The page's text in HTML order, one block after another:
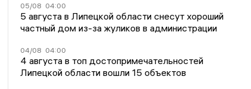
05/08 04:00
5 августа в Липецкой области снесут хороший
частный дом из-за жуликов в администрации
04/08 04:00
4 августа в топ достопримечательностей
Липецкой области вошли 15 объектов